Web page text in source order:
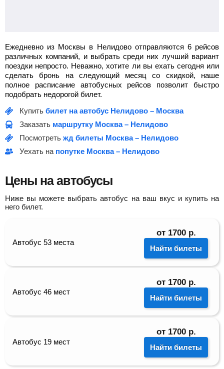
Ежедневно из Москвы в Нелидово отправляются 6 рейсов
различных компаний, и выбрать среди них лучший вариант
поездки непросто. Неважно, хотите ли вы ехать сегодня или
сделать бронь на следующий месяц со скидкой, наше
полное расписание автобусных рейсов позволит быстро
подобрать недорогой билет.
Купить билет на автобус Нелидово – Москва
Заказать маршрутку Москва – Нелидово
Посмотреть жд билеты Москва – Нелидово
Уехать на попутке Москва – Нелидово
Цены на автобусы
Ниже вы можете выбрать автобус на ваш вкус и купить на
него билет.
Автобус 53 места
от 1700 р.
Найти билеты
Автобус 46 мест
от 1700 р.
Найти билеты
Автобус 19 мест
от 1700 р.
Найти билеты